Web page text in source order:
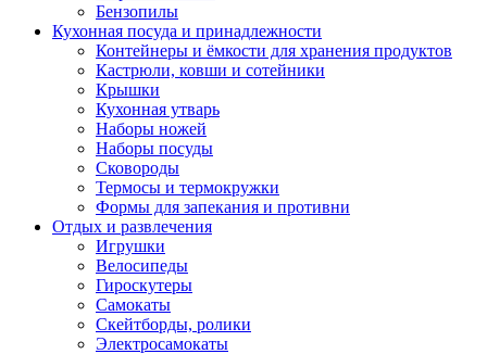
Бензопилы
Кухонная посуда и принадлежности
Контейнеры и ёмкости для хранения продуктов
Кастрюли, ковши и сотейники
Крышки
Кухонная утварь
Наборы ножей
Наборы посуды
Сковороды
Термосы и термокружки
Формы для запекания и противни
Отдых и развлечения
Игрушки
Велосипеды
Гироскутеры
Самокаты
Скейтборды, ролики
Электросамокаты